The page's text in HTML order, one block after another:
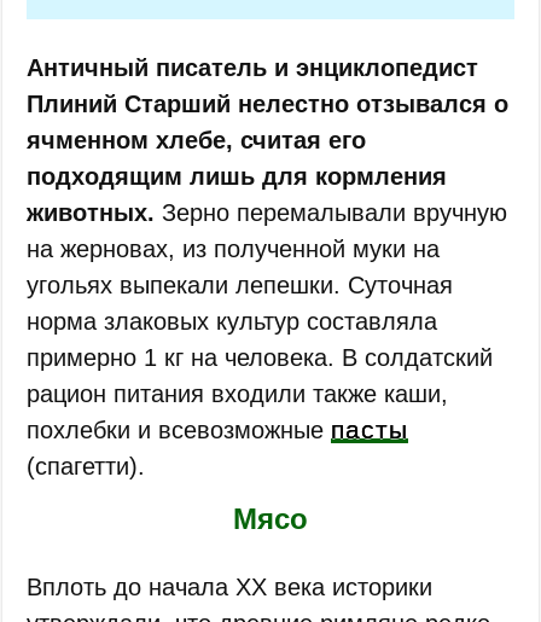
Античный писатель и энциклопедист
Плиний Старший нелестно отзывался о
ячменном хлебе, считая его
подходящим лишь для кормления
животных. Зерно перемалывали вручную
на жерновах, из полученной муки на
угольях выпекали лепешки. Суточная
норма злаковых культур составляла
примерно 1 кг на человека. В солдатский
рацион питания входили также каши,
похлебки и всевозможные пасты
(спагетти).
Мясо
Вплоть до начала XX века историки